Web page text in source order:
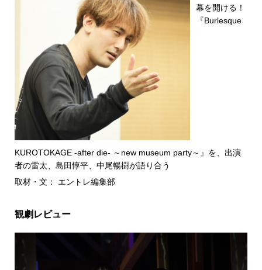
幕を開ける！
『Burlesque
KUROTOKAGE -after die- ～new museum party～』を、出演
者の雷太、島田惇平、中尾暢樹が語り合う
取材・文： エントレ編集部
観劇レビュー